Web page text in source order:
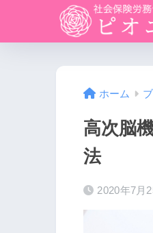
ホーム
高次脳
法
2020年7月